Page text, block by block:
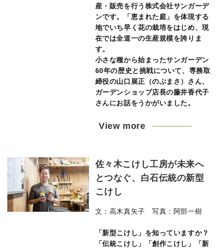
産・販売を行う株式会社サンガーデ
ンです。「恵まれた庭」を体現する
地でいち早く花の栽培をはじめ、現
在では全道一の生産規模を誇りま
す。
小さな種から始まったサンガーデン
60年の歴史と挑戦について、専務取
締役の山口展正（のぶまさ）さん、
ガーデンショップ店長の藤井香代子
さんにお話をうかがいました。
View more
佐々木こけし工房が未来へ
とつなぐ、白石伝統の新型
こけし
文：高木真矢子 写真：阿部一樹
「新型こけし」を知っていますか？
「伝統こけし」「創作こけし」「新